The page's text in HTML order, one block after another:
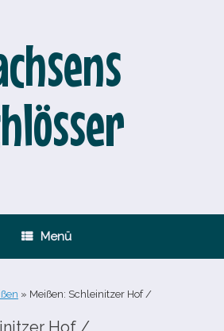
Menü
» Meißen: Schleinitzer Hof /​
Hof /​